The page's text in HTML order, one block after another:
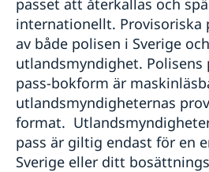
Arbeta & bo i Sydafrika
Svenskundervisningen
Reseinformation
Ambassadens reseinformation
Aktuella händelser
Allmänna säkerhetsläget
Terrorism
Planerade strömavbrott/
Naturförhållanden och
Utvecklingssamarbete
Openaid
Programöversikt Sydafrika
Service för svenska företag
Business Sweden
Anmäla handelshinder
Handel med Sydafrika
internationellt. Provisoriska
av både polisen i Sverige
utlandsmyndighet. Polisens
pass-bokform är
utlandsmyndigheternas
format.
pass är giltig endast för en
Sverige eller ditt